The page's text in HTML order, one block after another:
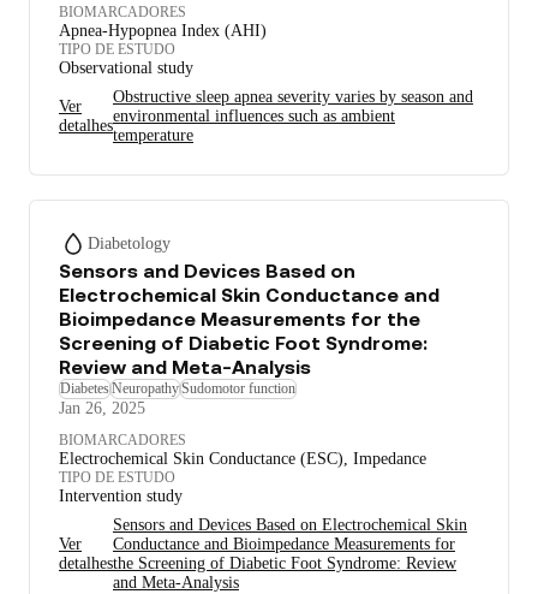
BIOMARCADORES
Apnea-Hypopnea Index (AHI)
TIPO DE ESTUDO
Observational study
Ver
detalhes
Obstructive sleep apnea severity varies by season and
environmental influences such as ambient
temperature
Diabetology
Sensors and Devices Based on
Electrochemical Skin Conductance and
Bioimpedance Measurements for the
Screening of Diabetic Foot Syndrome:
Review and Meta-Analysis
DiabetesNeuropathySudomotor function
Jan 26, 2025
BIOMARCADORES
Electrochemical Skin Conductance (ESC), Impedance
TIPO DE ESTUDO
Intervention study
Ver
detalhes
Sensors and Devices Based on Electrochemical Skin
Conductance and Bioimpedance Measurements for
the Screening of Diabetic Foot Syndrome: Review
and Meta-Analysis